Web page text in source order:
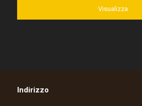
Visualizza
Indirizzo